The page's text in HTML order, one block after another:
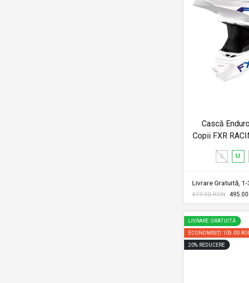
Cască
Copii FXR
S M
Livrare Gratuită,
619.00 RON 495.00
LIVRARE GRATUITĂ
ECONOMISIȚI 105.00
20% REDUCERE